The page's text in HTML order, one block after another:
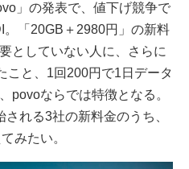
」の発表で、値下げ競争で
「20GB＋2980円」の新料
としていない人に、さらに
こと、1回200円で1日データ
povoならでは特徴となる。
れる3社の新料金のうち、
みたい。